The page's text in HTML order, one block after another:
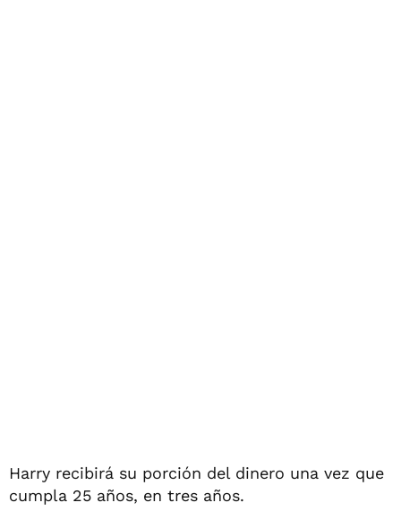
Harry recibirá su porción del dinero una vez que
cumpla 25 años, en tres años.